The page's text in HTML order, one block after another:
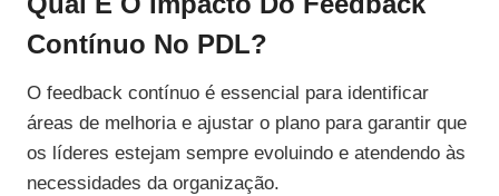
Contínuo No PDL?
O feedback contínuo é essencial para identificar
áreas de melhoria e ajustar o plano para garantir que
os líderes estejam sempre evoluindo e atendendo às
necessidades da organização.